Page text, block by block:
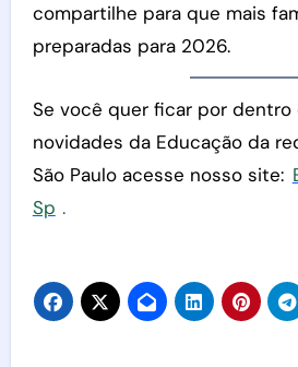
compartilhe para que mais
preparadas para 2026.
Se você quer ficar por dentro
novidades da Educação da
São Paulo acesse nosso site:
Sp .